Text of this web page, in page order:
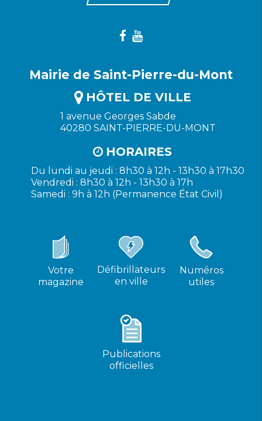
Mairie de Saint-Pierre-du-Mont
HÔTEL DE VILLE
1 avenue Georges Sabde
40280 SAINT-PIERRE-DU-MONT
HORAIRES
Du lundi au jeudi : 8h30 à 12h - 13h30 à 17h30
Vendredi : 8h30 à 12h - 13h30 à 17h
Samedi : 9h à 12h (Permanence État Civil)
Votre
magazine
Défibrillateurs
en ville
Numéros
utiles
Publications
officielles